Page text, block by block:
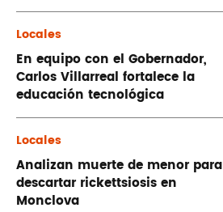
Locales
En equipo con el Gobernador,
Carlos Villarreal fortalece la
educación tecnológica
Locales
Analizan muerte de menor para
descartar rickettsiosis en
Monclova